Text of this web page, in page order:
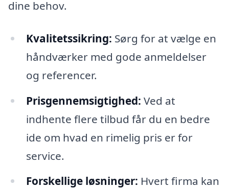
dine behov.
Kvalitetssikring: Sørg for at vælge en
håndværker med gode anmeldelser
og referencer.
Prisgennemsigtighed: Ved at
indhente flere tilbud får du en bedre
ide om hvad en rimelig pris er for
service.
Forskellige løsninger: Hvert firma kan